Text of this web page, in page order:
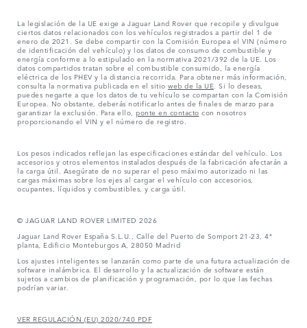
La legislación de la UE exige a Jaguar Land Rover que recopile y divulgue
ciertos datos relacionados con los vehículos registrados a partir del 1 de
enero de 2021. Se debe compartir con la Comisión Europea el VIN (número
de identificación del vehículo) y los datos de consumo de combustible y
energía conforme a lo estipulado en la normativa 2021/392 de la UE. Los
datos compartidos tratan sobre el combustible consumido, la energía
eléctrica de los PHEV y la distancia recorrida. Para obtener más información,
consulta la normativa publicada en el sitio web de la UE . Si lo deseas,
puedes negarte a que los datos de tu vehículo se compartan con la Comisión
Europea. No obstante, deberás notificarlo antes de finales de marzo para
garantizar la exclusión. Para ello, ponte en contacto con nosotros
proporcionando el VIN y el número de registro.
Los pesos indicados reflejan las especificaciones estándar del vehículo. Los
accesorios y otros elementos instalados después de la fabricación afectarán a
la carga útil. Asegúrate de no superar el peso máximo autorizado ni las
cargas máximas sobre los ejes al cargar el vehículo con accesorios,
ocupantes, líquidos y combustibles, y carga útil.
© JAGUAR LAND ROVER LIMITED 2026
Jaguar Land Rover España S.L.U., Calle del Puerto de Somport 21-23, 4ª
planta, Edificio Monteburgos A, 28050 Madrid
Los ajustes inteligentes se lanzarán como parte de una futura actualización de
software inalámbrica. El desarrollo y la actualización de software están
sujetos a cambios de planificación y programación, por lo que las fechas
podrían variar.
VER REGULACIÓN (EU) 2020/740 PDF